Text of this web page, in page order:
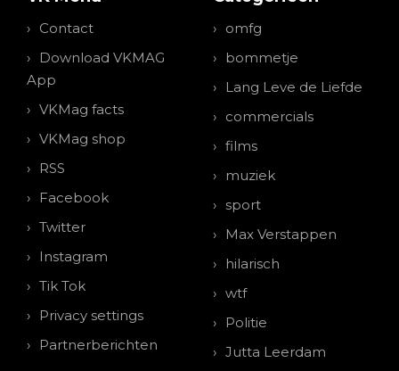
Contact
Download VKMAG
App
VKMag facts
VKMag shop
RSS
Facebook
Twitter
Instagram
Tik Tok
Privacy settings
Partnerberichten
omfg
bommetje
Lang Leve de Liefde
commercials
films
muziek
sport
Max Verstappen
hilarisch
wtf
Politie
Jutta Leerdam